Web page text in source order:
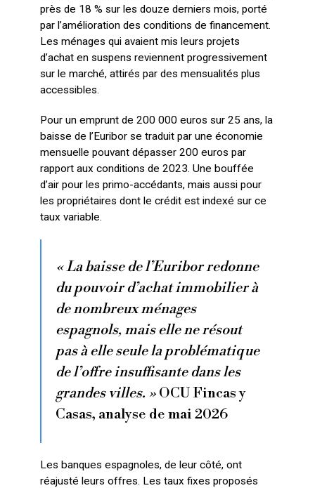
près de 18 % sur les douze derniers mois, porté
par l’amélioration des conditions de financement.
Les ménages qui avaient mis leurs projets
d’achat en suspens reviennent progressivement
sur le marché, attirés par des mensualités plus
accessibles.
Pour un emprunt de 200 000 euros sur 25 ans, la
baisse de l’Euribor se traduit par une économie
mensuelle pouvant dépasser 200 euros par
rapport aux conditions de 2023. Une bouffée
d’air pour les primo-accédants, mais aussi pour
les propriétaires dont le crédit est indexé sur ce
taux variable.
« La baisse de l’Euribor redonne
du pouvoir d’achat immobilier à
de nombreux ménages
espagnols, mais elle ne résout
pas à elle seule la problématique
de l’offre insuffisante dans les
grandes villes. »OCU Fincas y
Casas, analyse de mai 2026
Les banques espagnoles, de leur côté, ont
réajusté leurs offres. Les taux fixes proposés